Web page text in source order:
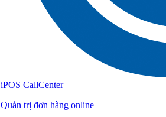
iPOS CallCenter
Quản trị đơn hàng online